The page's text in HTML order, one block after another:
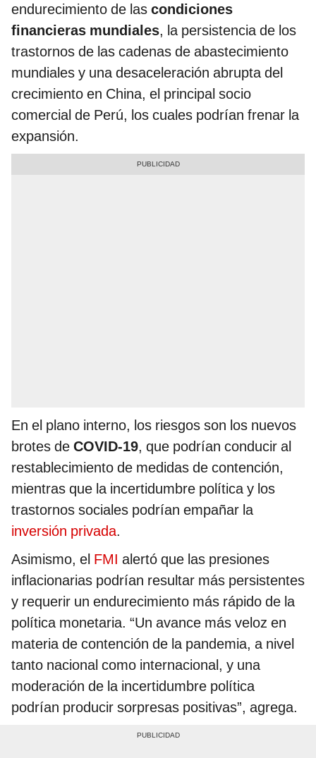
endurecimiento de las condiciones
financieras mundiales, la persistencia de los
trastornos de las cadenas de abastecimiento
mundiales y una desaceleración abrupta del
crecimiento en China, el principal socio
comercial de Perú, los cuales podrían frenar la
expansión.
En el plano interno, los riesgos son los nuevos
brotes de COVID-19, que podrían conducir al
restablecimiento de medidas de contención,
mientras que la incertidumbre política y los
trastornos sociales podrían empañar la
inversión privada.
Asimismo, el FMI alertó que las presiones
inflacionarias podrían resultar más persistentes
y requerir un endurecimiento más rápido de la
política monetaria. “Un avance más veloz en
materia de contención de la pandemia, a nivel
tanto nacional como internacional, y una
moderación de la incertidumbre política
podrían producir sorpresas positivas”, agrega.